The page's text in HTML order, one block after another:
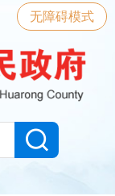
无障碍模式